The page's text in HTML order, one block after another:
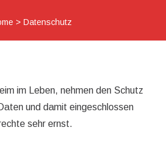
>Datenschutz
im Leben, nehmen den Schutz
und damit eingeschlossen
sehr ernst.